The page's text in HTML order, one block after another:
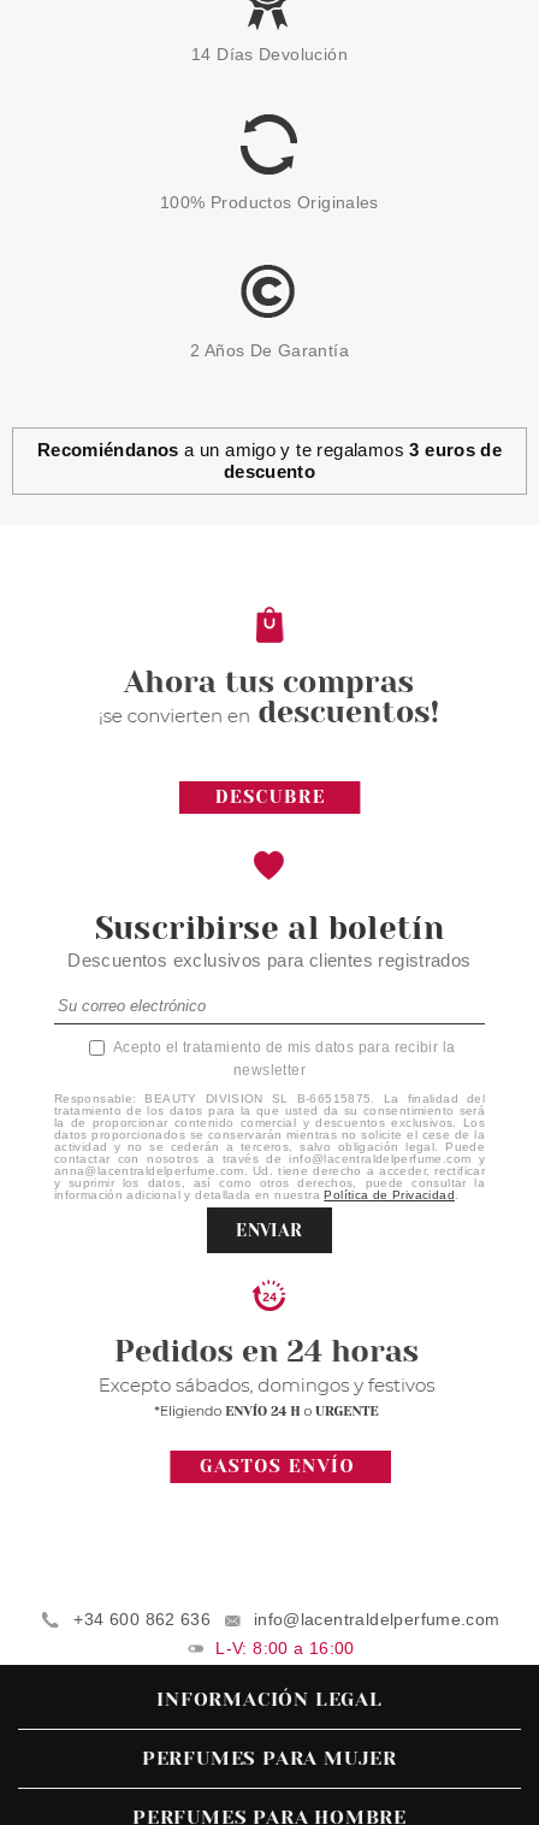
NELLY
BIFÁSICO VOLUMEN 400 ML
2.50€
NELLY
2.45€
14 Días Devolución
100% Productos Originales
2 Años De Garantía
Recomiéndanos a un amigo y te regalamos3 euros de
descuento
Suscribirse al boletín
Descuentos exclusivos para clientes registrados
Acepto el tratamiento de mis datos para recibir la
newsletter
Responsable: BEAUTY DIVISION SL B-66515875. La finalidad del
tratamiento de los datos para la que usted da su consentimiento será
la de proporcionar contenido comercial y descuentos exclusivos. Los
datos proporcionados se conservarán mientras no solicite el cese de la
actividad y no se cederán a terceros, salvo obligación legal. Puede
contactar con nosotros a través de info@lacentraldelperfume.com y
anna@lacentraldelperfume.com. Ud. tiene derecho a acceder, rectificar
y suprimir los datos, así como otros derechos, puede consultar la
información adicional y detallada en nuestraPolítica de Privacidad
ENVIAR
+34 600 862 636
info@lacentraldelperfume.com
L-V: 8:00 a 16:00
INFORMACIÓN LEGAL
PERFUMES PARA MUJER
PERFUMES PARA HOMBRE